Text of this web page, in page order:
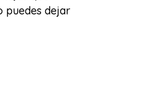
puedes dejar